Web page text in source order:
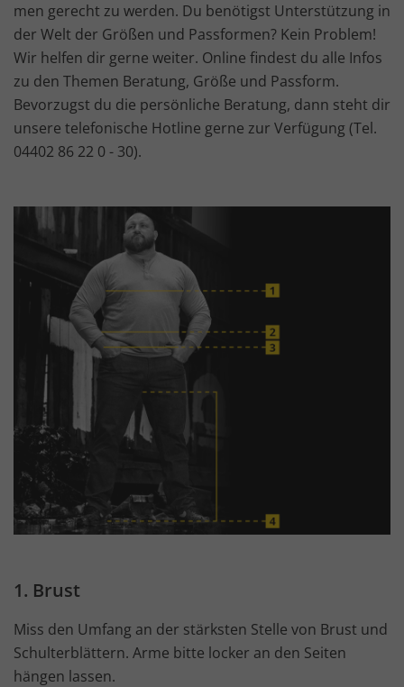
men gerecht zu werden. Du benötigst Unterstützung in
der Welt der Größen und Passformen? Kein Problem!
Wir helfen dir gerne weiter. Online findest du alle Infos
zu den Themen Beratung, Größe und Passform.
Bevorzugst du die persönliche Beratung, dann steht dir
unsere telefonische Hotline gerne zur Verfügung (Tel.
04402 86 22 0 - 30).
1. Brust
Miss den Umfang an der stärksten Stelle von Brust und
Schulterblättern. Arme bitte locker an den Seiten
hängen lassen.